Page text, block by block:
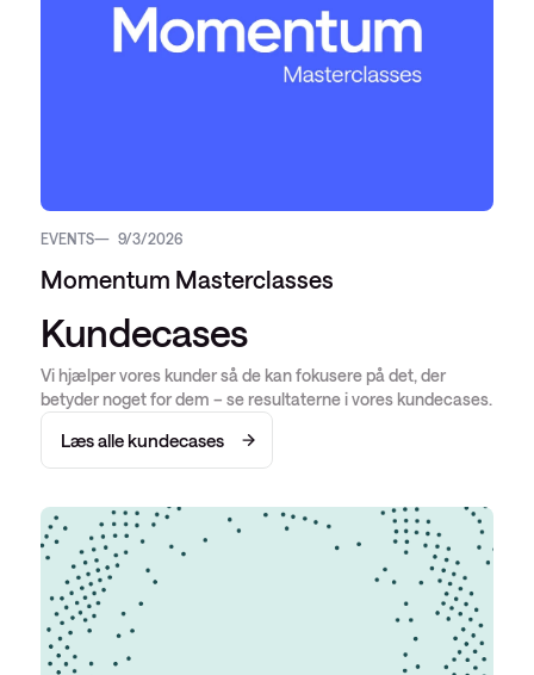
EVENTS 9/3/2026
Momentum Masterclasses
Kundecases
Vi hjælper vores kunder så de kan fokusere på det, der
betyder noget for dem – se resultaterne i vores kundecases.
Læs alle kundecases